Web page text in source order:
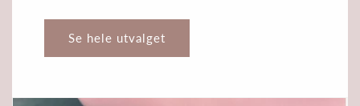
Se hele utvalget